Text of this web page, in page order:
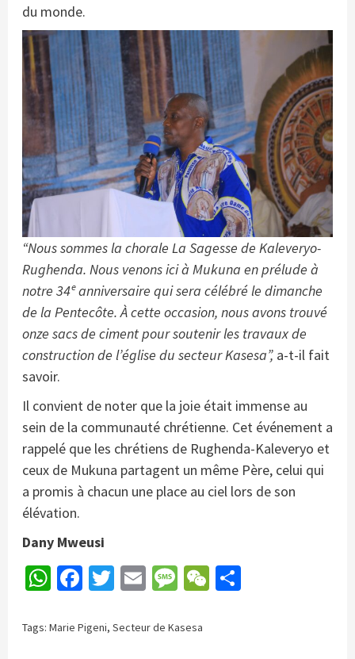
du monde.
“Nous sommes la chorale La Sagesse de Kaleveryo-
Rughenda. Nous venons ici à Mukuna en prélude à
notre 34ᵉ anniversaire qui sera célébré le dimanche
de la Pentecôte. À cette occasion, nous avons trouvé
onze sacs de ciment pour soutenir les travaux de
construction de l’église du secteur Kasesa”, a-t-il fait
savoir.
Il convient de noter que la joie était immense au
sein de la communauté chrétienne. Cet événement a
rappelé que les chrétiens de Rughenda-Kaleveryo et
ceux de Mukuna partagent un même Père, celui qui
a promis à chacun une place au ciel lors de son
élévation.
Dany Mweusi
WhatsApp
Facebook
Twitter
EmailMessage
WeChat
Tags: Marie Pigeni, Secteur de Kasesa